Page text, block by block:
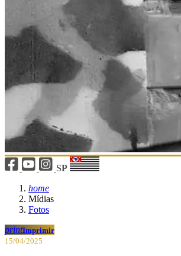
SP
home
Mídias
Fotos
printImprimir
15/04/2025